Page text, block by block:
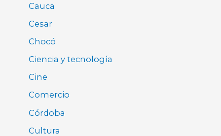
Cauca
Cesar
Chocó
Ciencia y tecnología
Cine
Comercio
Córdoba
Cultura